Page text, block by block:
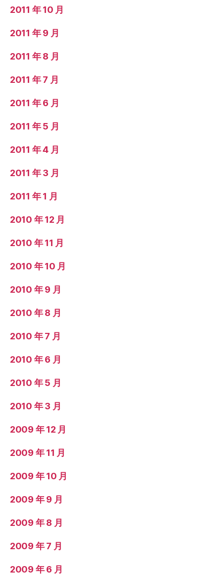
2011 年 10 月
2011 年 9 月
2011 年 8 月
2011 年 7 月
2011 年 6 月
2011 年 5 月
2011 年 4 月
2011 年 3 月
2011 年 1 月
2010 年 12 月
2010 年 11 月
2010 年 10 月
2010 年 9 月
2010 年 8 月
2010 年 7 月
2010 年 6 月
2010 年 5 月
2010 年 3 月
2009 年 12 月
2009 年 11 月
2009 年 10 月
2009 年 9 月
2009 年 8 月
2009 年 7 月
2009 年 6 月